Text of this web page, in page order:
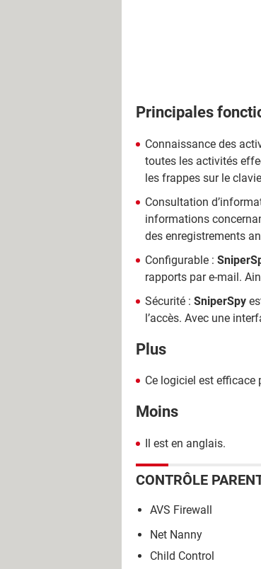
Principales
Connaissance des
toutes les activités
les frappes sur le
Consultation
informations
des enregistrements
Configurable :
rapports par e-mail.
Sécurité : SniperSpy
l’accès. Avec une
Plus
Ce logiciel est
Moins
Il est en anglais.
CONTRÔLE
AVS Firewall
Net Nanny
Child Control